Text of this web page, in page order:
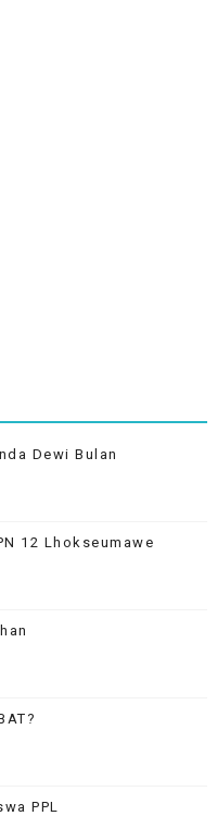
Dewi Bulan
12 Lhokseumawe
PPL